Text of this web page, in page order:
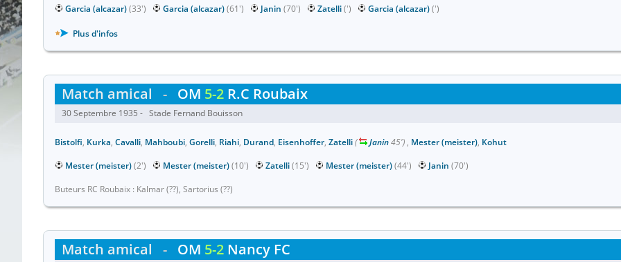
Garcia (alcazar)(33') Garcia (alcazar)(61') Janin (70') Zatelli(') Garcia (alcazar)(')
Plus d'infos
Match amical - OM 5-2 R.C Roubaix
30 Septembre 1935 - Stade Fernand Bouisson
Bistolfi, Kurka, Cavalli, Mahboubi, Gorelli, Riahi, Durand, Eisenhoffer, Zatelli( Janin45') , Mester (meister), Kohut
Mester (meister)(2') Mester (meister)(10') Zatelli(15') Mester (meister)(44') Janin (70')
Buteurs RC Roubaix : Kalmar (??), Sartorius (??)
Match amical - OM 5-2 Nancy FC